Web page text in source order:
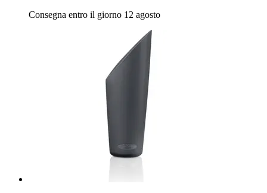
Consegna entro il giorno 12 agosto